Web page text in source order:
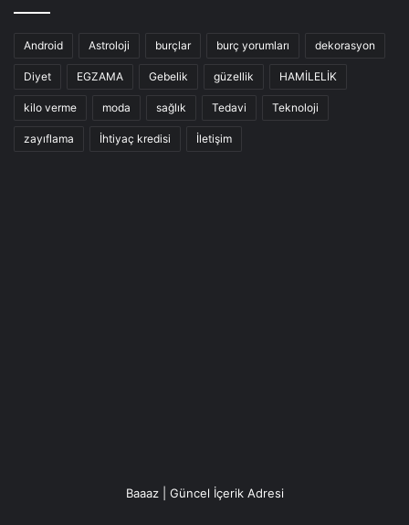
Android Astroloji burçlar burç yorumları dekorasyon
Diyet EGZAMA Gebelik güzellik HAMİLELİK
kilo verme moda sağlık Tedavi Teknoloji
zayıflama İhtiyaç kredisi İletişim
Baaaz | Güncel İçerik Adresi